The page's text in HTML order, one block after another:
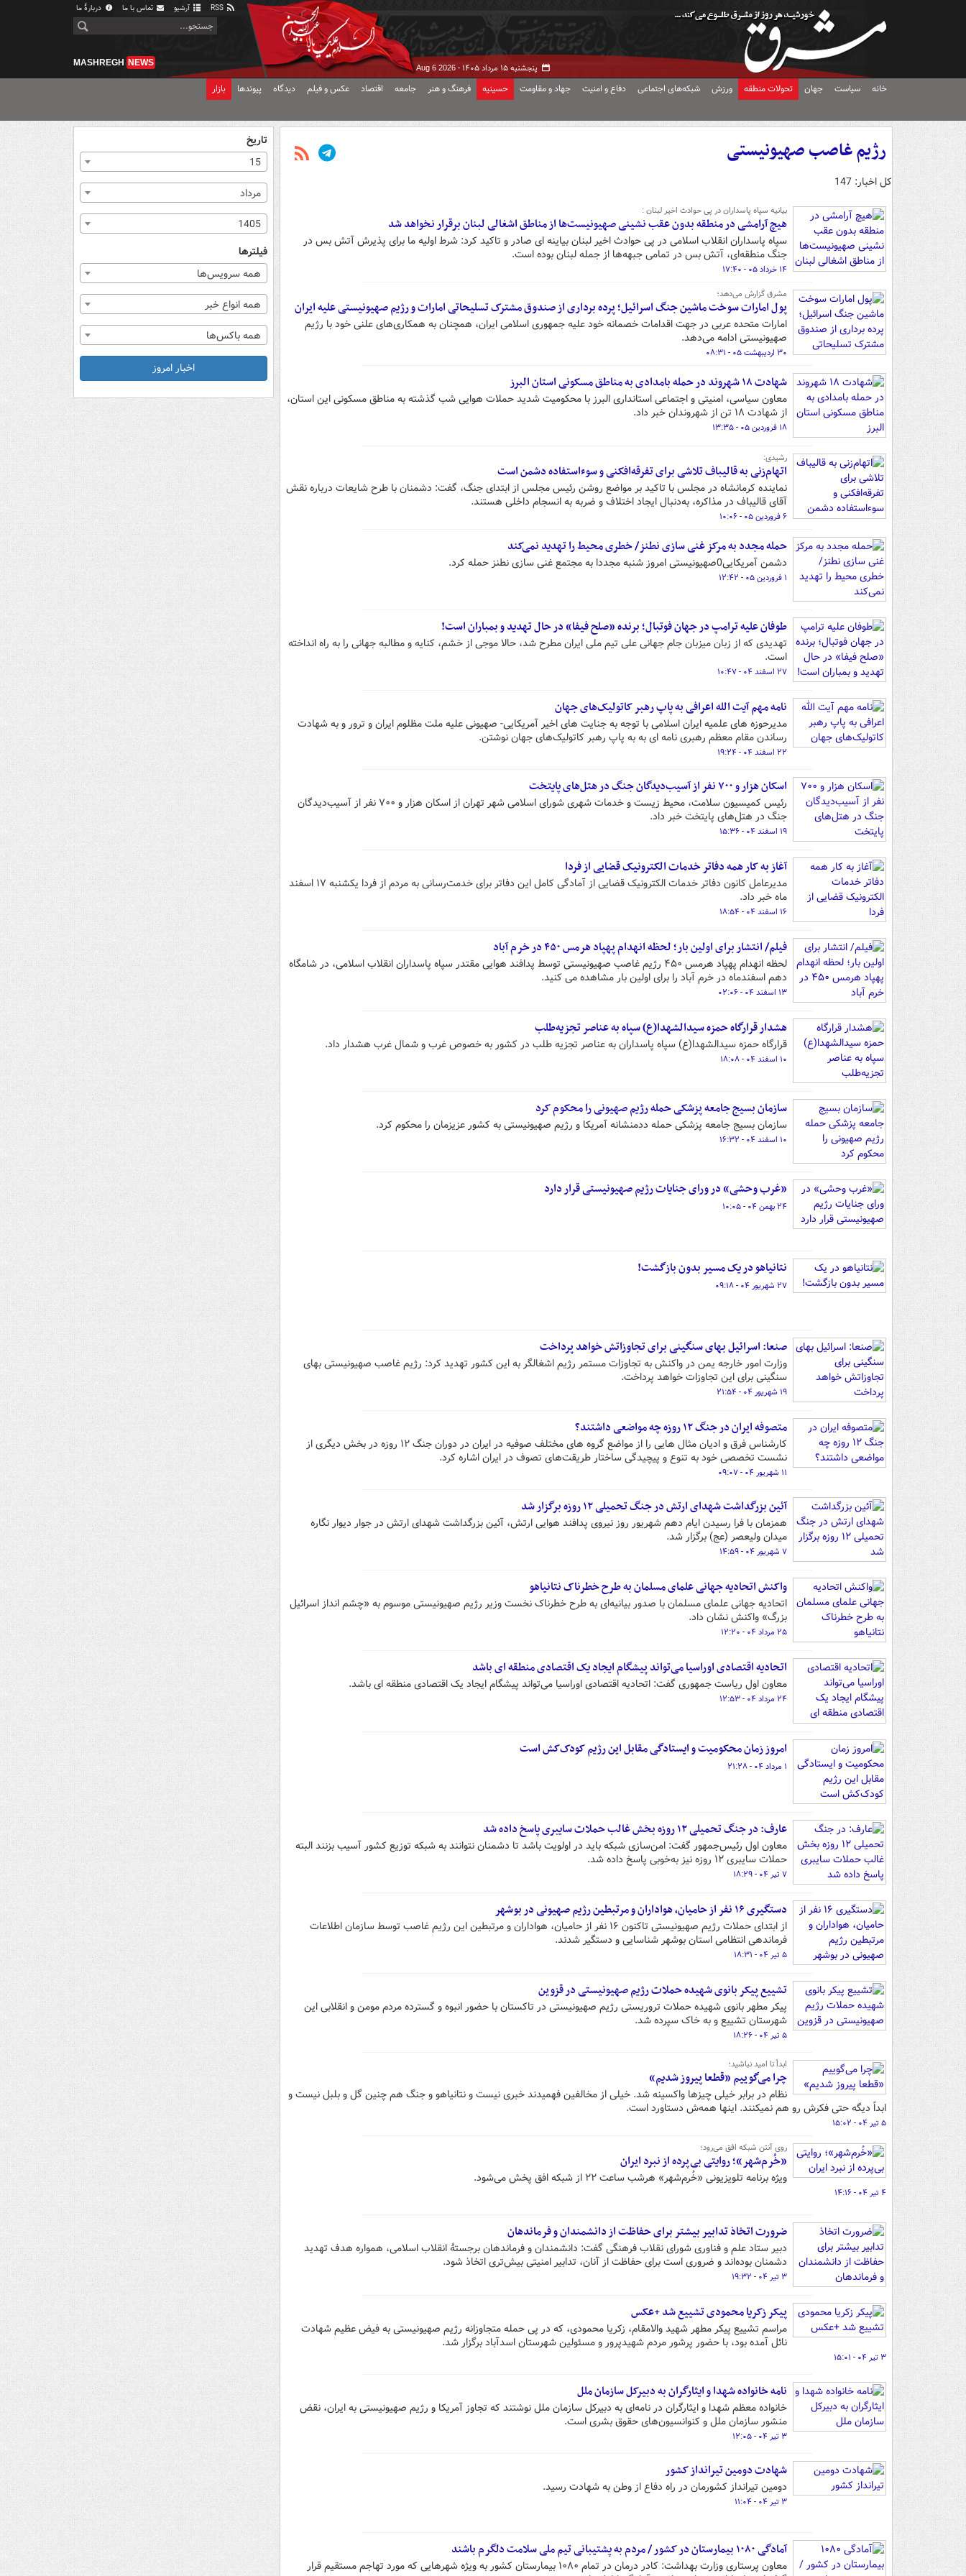
آرشیو تماس با ما دربارهٔ ما
پنجشنبه ۱۵ مرداد ۱۴۰۵ - Aug 6 2026
MASHREGH NEWS
خانه سیاست جهان تحولات منطقه ورزش شبکه‌های اجتماعی دفاع و امنیت جهاد و مقاومت حسینیه فرهنگ و هنر جامعه اقتصاد عکس و فیلم دیدگاه پیوندها بازار
رژیم غاصب صهیونیستی
کل اخبار: 147
بیانیه سپاه پاسداران در پی حوادث اخیر لبنان :
هیچ آرامشی در منطقه بدون عقب نشینی صهیونیست‌ها از مناطق اشغالی لبنان برقرار نخواهد شد
سپاه پاسداران انقلاب اسلامی در پی حوادث اخیر لبنان بیاینه ای صادر و تاکید کرد: شرط اولیه ما برای پذیرش آتش بس در
جنگ منطقه‌ای، آتش بس در تمامی جبهه‌ها از جمله لبنان بوده است.
۱۴ خرداد ۰۵ - ۱۷:۴۰
مشرق گزارش می‌دهد؛
پول امارات سوخت ماشین جنگ اسرائیل؛ پرده برداری از صندوق مشترک تسلیحاتی امارات و رژیم صهیونیستی علیه ایران
امارات متحده عربی در جهت اقدامات خصمانه خود علیه جمهوری اسلامی ایران، همچنان به همکاری‌های علنی خود با رژیم
صهیونیستی ادامه می‌دهد.
۳۰ اردیبهشت ۰۵ - ۰۸:۳۱
شهادت ۱۸ شهروند در حمله بامدادی به مناطق مسکونی استان البرز
معاون سیاسی، امنیتی و اجتماعی استانداری البرز با محکومیت شدید حملات هوایی شب گذشته به مناطق مسکونی این استان،
از شهادت ۱۸ تن از شهروندان خبر داد.
۱۸ فروردین ۰۵ - ۱۳:۳۵
رشیدی:
اتهام‌زنی به قالیباف تلاشی برای تفرقه‌افکنی و سوءاستفاده دشمن است
نماینده کرمانشاه در مجلس با تاکید بر مواضع روشن رئیس مجلس از ابتدای جنگ، گفت: دشمنان با طرح شایعات درباره نقش
آقای قالیباف در مذاکره، به‌دنبال ایجاد اختلاف و ضربه به انسجام داخلی هستند.
۶ فروردین ۰۵ - ۱۰:۰۶
حمله مجدد به مرکز غنی سازی نطنز/ خطری محیط را تهدید نمی‌کند
دشمن آمریکایی0صهیونیستی امروز شنبه مجددا به مجتمع غنی سازی نطنز حمله کرد.
۱ فروردین ۰۵ - ۱۲:۴۲
طوفان علیه ترامپ در جهان فوتبال؛ برنده «صلح فیفا» در حال تهدید و بمباران است!
تهدیدی که از زبان میزبان جام جهانی علی تیم ملی ایران مطرح شد، حالا موجی از خشم، کنایه و مطالبه جهانی را به راه انداخته
است.
۲۷ اسفند ۰۴ - ۱۰:۴۷
نامه مهم آیت الله اعرافی به پاپ رهبر کاتولیک‌های جهان
مدیرحوزه های علمیه ایران اسلامی با توجه به جنایت های اخیر آمریکایی- صهیونی علیه ملت مظلوم ایران و ترور و به شهادت
رساندن مقام معظم رهبری نامه ای به به پاپ رهبر کاتولیک‌های جهان نوشتن.
۲۲ اسفند ۰۴ - ۱۹:۲۴
اسکان هزار و ۷۰۰ نفر از آسیب‌دیدگان جنگ در هتل‌های پایتخت
رئیس کمیسیون سلامت، محیط زیست و خدمات شهری شورای اسلامی شهر تهران از اسکان هزار و ۷۰۰ نفر از آسیب‌دیدگان
جنگ در هتل‌های پایتخت خبر داد.
۱۹ اسفند ۰۴ - ۱۵:۳۶
آغاز به کار همه دفاتر خدمات الکترونیک قضایی از فردا
مدیرعامل کانون دفاتر خدمات الکترونیک قضایی از آمادگی کامل این دفاتر برای خدمت‌رسانی به مردم از فردا یکشنبه ۱۷ اسفند
ماه خبر داد.
۱۶ اسفند ۰۴ - ۱۸:۵۴
فیلم/ انتشار برای اولین بار؛ لحظه انهدام پهپاد هرمس ۴۵۰ در خرم آباد
لحظه انهدام پهپاد هرمس ۴۵۰ رژیم غاصب صهیونیستی توسط پدافند هوایی مقتدر سپاه پاسداران انقلاب اسلامی، در شامگاه
دهم اسفندماه در خرم آباد را برای اولین بار مشاهده می کنید.
۱۳ اسفند ۰۴ - ۰۲:۰۶
هشدار قرارگاه حمزه سیدالشهدا(ع)‌ سپاه به عناصر تجزیه‌طلب
قرارگاه حمزه سیدالشهدا(ع) سپاه پاسداران به عناصر تجزیه طلب در کشور به خصوص غرب و شمال غرب هشدار داد.
۱۰ اسفند ۰۴ - ۱۸:۰۸
سازمان بسیج جامعه پزشکی حمله رژیم صهیونی را محکوم کرد
سازمان بسیج جامعه پزشکی حمله ددمنشانه آمریکا و رژیم صهیونیستی به کشور عزیزمان را محکوم کرد.
۱۰ اسفند ۰۴ - ۱۶:۳۲
«غرب وحشی» در ورای جنایات رژیم صهیونیستی قرار دارد
۲۴ بهمن ۰۴ - ۱۰:۰۵
نتانیاهو در یک مسیر بدون بازگشت!
۲۷ شهریور ۰۴ - ۰۹:۱۸
صنعا: اسرائیل بهای سنگینی برای تجاوزاتش خواهد پرداخت
وزارت امور خارجه یمن در واکنش به تجاوزات مستمر رژیم اشغالگر به این کشور تهدید کرد: رژیم غاصب صهیونیستی بهای
سنگینی برای این تجاوزات خواهد پرداخت.
۱۹ شهریور ۰۴ - ۲۱:۵۴
متصوفه ایران در جنگ ۱۲ روزه چه مواضعی داشتند؟
کارشناس فرق و ادیان مثال هایی را از مواضع گروه های مختلف صوفیه در ایران در دوران جنگ ۱۲ روزه در بخش دیگری از
نشست تخصصی خود به تنوع و پیچیدگی ساختار طریقت‌های تصوف در ایران اشاره کرد.
۱۱ شهریور ۰۴ - ۰۹:۰۷
آئین بزرگداشت شهدای ارتش در جنگ تحمیلی ۱۲ روزه برگزار شد
همزمان با فرا رسیدن ایام دهم شهریور روز نیروی پدافند هوایی ارتش، آئین بزرگداشت شهدای ارتش در جوار دیوار نگاره
میدان ولیعصر (عج) برگزار شد.
۷ شهریور ۰۴ - ۱۴:۵۹
واکنش اتحادیه جهانی علمای مسلمان به طرح خطرناک نتانیاهو
اتحادیه جهانی علمای مسلمان با صدور بیانیه‌ای به طرح خطرناک نخست وزیر رژیم صهیونیستی موسوم به «چشم انداز اسرائیل
بزرگ» واکنش نشان داد.
۲۵ مرداد ۰۴ - ۱۲:۲۰
اتحادیه اقتصادی اوراسیا می‌تواند پیشگام ایجاد یک اقتصادی منطقه ای باشد
معاون اول ریاست جمهوری گفت: اتحادیه اقتصادی اوراسیا می‌تواند پیشگام ایجاد یک اقتصادی منطقه ای باشد.
۲۴ مرداد ۰۴ - ۱۲:۵۳
امروز زمان محکومیت و ایستادگی مقابل این رژیم کودک‌کش است
۱ مرداد ۰۴ - ۲۱:۲۸
عارف: در جنگ تحمیلی ۱۲ روزه بخش غالب حملات سایبری پاسخ داده شد
معاون اول رئیس‌جمهور گفت: امن‌سازی شبکه باید در اولویت باشد تا دشمنان نتوانند به شبکه توزیع کشور آسیب بزنند البته
حملات سایبری ۱۲ روزه نیز به‌خوبی پاسخ داده شد.
۷ تیر ۰۴ - ۱۸:۲۹
دستگیری ۱۶ نفر از حامیان، هواداران و مرتبطین رژیم صهیونی در بوشهر
از ابتدای حملات رژیم صهیونیستی تاکنون ۱۶ نفر از حامیان، هواداران و مرتبطین این رژیم غاصب توسط سازمان اطلاعات
فرماندهی انتظامی استان بوشهر شناسایی و دستگیر شدند.
۵ تیر ۰۴ - ۱۸:۳۱
تشییع پیکر بانوی شهیده حملات رژیم صهیونیستی در قزوین
پیکر مطهر بانوی شهیده حملات تروریستی رژیم صهیونیستی در تاکستان با حضور انبوه و گسترده مردم مومن و انقلابی این
شهرستان تشییع و به خاک سپرده شد.
۵ تیر ۰۴ - ۱۸:۲۶
ابداً نا امید نباشید؛
چرا می‌گوییم «قطعا پیروز شدیم»
نظام در برابر خیلی چیزها واکسینه شد. خیلی از مخالفین فهمیدند خبری نیست و نتانیاهو و جنگ هم چنین گل و بلبل نیست و
ابداً دیگه حتی فکرش رو هم نمیکنند. اینها همه‌ش دستاورد است.
۵ تیر ۰۴ - ۱۵:۰۲
روی آنتن شبکه افق می‌رود؛
«خُرم‌شهر»؛ روایتی بی‌پرده از نبرد ایران
ویژه برنامه تلویزیونی «خُرم‌شهر» هرشب ساعت ۲۲ از شبکه افق پخش می‌شود.
۴ تیر ۰۴ - ۱۴:۱۶
ضرورت اتخاذ تدابیر بیشتر برای حفاظت از دانشمندان و فرماندهان
دبیر ستاد علم و فناوری شورای نقلاب فرهنگی گفت: دانشمندان و فرماندهان برجستۀ انقلاب اسلامی، همواره هدف تهدید
دشمنان بوده‌اند و ضروری است برای حفاظت از آنان، تدابیر امنیتی بیش‌تری اتخاذ شود.
۳ تیر ۰۴ - ۱۹:۳۲
پیکر زکریا محمودی تشییع شد +‌عکس
مراسم تشییع پیکر مطهر شهید والامقام، زکریا محمودی، که در پی حمله متجاوزانه رژیم صهیونیستی به فیض عظیم شهادت
نائل آمده بود، با حضور پرشور مردم شهیدپرور و مسئولین شهرستان اسدآباد برگزار شد.
۳ تیر ۰۴ - ۱۵:۰۱
نامه خانواده شهدا و ایثارگران به دبیرکل سازمان ملل
خانواده معظم شهدا و ایثارگران در نامه‌ای به دبیرکل سازمان ملل نوشتند که تجاوز آمریکا و رژیم صهیونیستی به ایران، نقض
منشور سازمان ملل و کنوانسیون‌های حقوق بشری است.
۳ تیر ۰۴ - ۱۲:۰۵
شهادت دومین تیرانداز کشور
دومین تیرانداز کشورمان در راه دفاع از وطن به شهادت رسید.
۳ تیر ۰۴ - ۱۱:۰۴
آمادگی ۱۰۸۰ بیمارستان در کشور / مردم به پشتیبانی تیم ملی سلامت دلگرم باشند
معاون پرستاری وزارت بهداشت: کادر درمان در تمام ۱۰۸۰ بیمارستان کشور به ویژه شهرهایی که مورد تهاجم مستقیم قرار
تاریخ
15
مرداد
1405
فیلترها
همه سرویس‌ها
همه انواع خبر
همه باکس‌ها
اخبار امروز